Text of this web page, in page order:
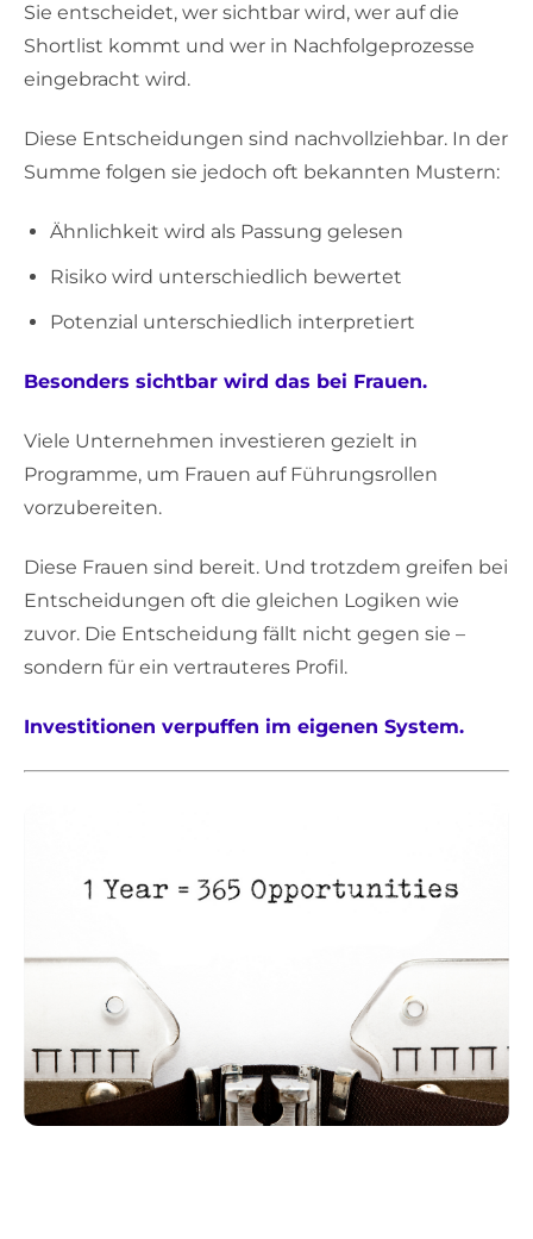
Sie entscheidet, wer sichtbar wird, wer auf die
Shortlist kommt und wer in Nachfolgeprozesse
eingebracht wird.
Diese Entscheidungen sind nachvollziehbar. In der
Summe folgen sie jedoch oft bekannten Mustern:
Ähnlichkeit wird als Passung gelesen
Risiko wird unterschiedlich bewertet
Potenzial unterschiedlich interpretiert
Besonders sichtbar wird das bei Frauen.
Viele Unternehmen investieren gezielt in
Programme, um Frauen auf Führungsrollen
vorzubereiten.
Diese Frauen sind bereit. Und trotzdem greifen bei
Entscheidungen oft die gleichen Logiken wie
zuvor. Die Entscheidung fällt nicht gegen sie –
sondern für ein vertrauteres Profil.
Investitionen verpuffen im eigenen System.